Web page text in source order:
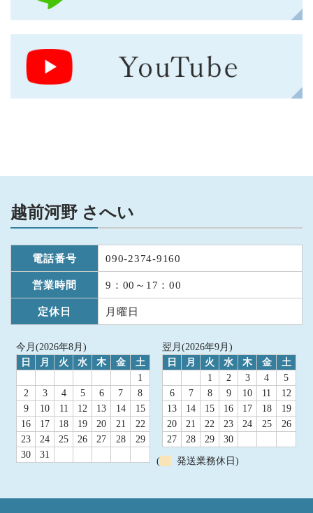
越前河野 さへい
電話番号 090-2374-9160
営業時間 9：00～17：00
定休日 月曜日
今月(2026年8月)
日
月 火 水 木 金
土
1
2
3 4 5 6 7
8
9
10 11 12 13 14
15
16
17 18 19 20 21
22
23
24 25 26 27 28
29
30
31
翌月(2026年9月)
日
月 火 水 木 金
土
1
2 3 4
5
6
7 8 9 10 11
12
13
14 15 16 17 18
19
20
21 22 23 24 25
26
27
28 29 30
( 発送業務休日)